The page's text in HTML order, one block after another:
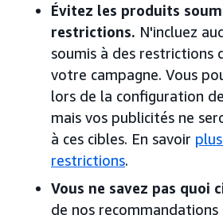
Évitez les produits
restrictions. N'incluez
soumis à des restrictions
votre campagne. Vous
lors de la configuration
mais vos publicités ne
à ces cibles. En savoir
restrictions.
Vous ne savez pas quoi
de nos recommandations